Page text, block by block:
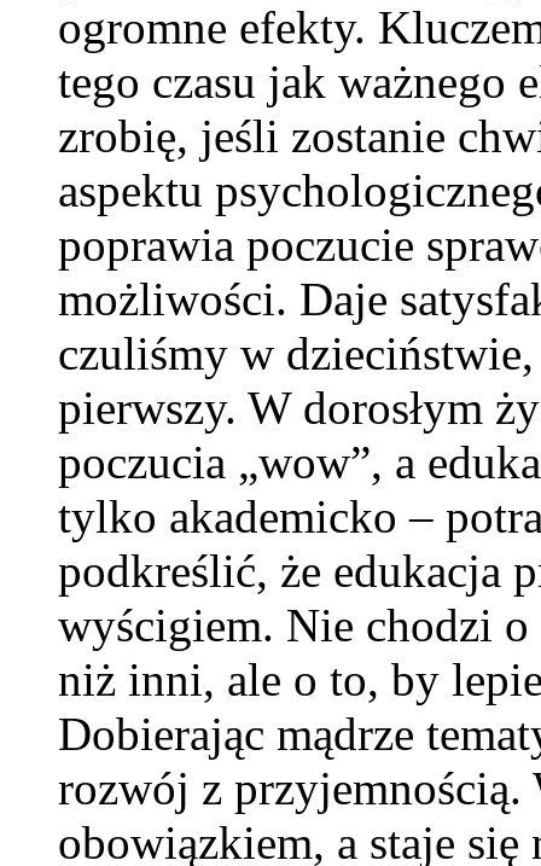
ogromne efekty.
tego czasu jak ważnego
zrobię, jeśli zostanie
aspektu
poprawia poczucie
możliwości. Daje
czuliśmy w
pierwszy. W dorosłym
poczucia „wow”, a
tylko akademicko –
podkreślić, że edukacja
wyścigiem. Nie chodzi
niż inni, ale o to, by
Dobierając mądrze
rozwój z przyjemnością.
obowiązkiem, a staje się